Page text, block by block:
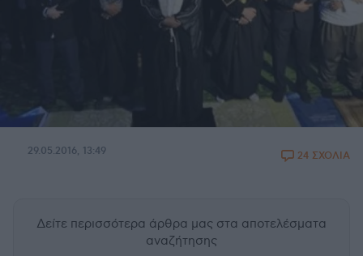
29.05.2016, 13:49 24 ΣΧΟΛΙΑ
Δείτε περισσότερα άρθρα μας στα αποτελέσματα
αναζήτησης